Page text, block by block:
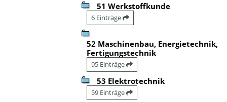
51 Werkstoffkunde
6 Einträge
52 Maschinenbau, Energietechnik,
Fertigungstechnik
95 Einträge
53 Elektrotechnik
59 Einträge